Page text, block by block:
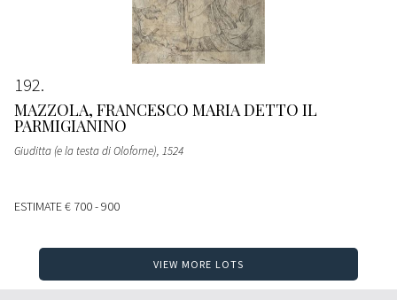
192
MAZZOLA, FRANCESCO MARIA DETTO IL
PARMIGIANINO
Giuditta (e la testa di Oloforne), 1524
ESTIMATE€ 700 - 900
VIEW MORE LOTS